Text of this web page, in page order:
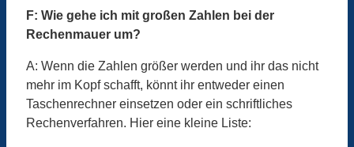
F: Wie gehe ich mit großen Zahlen bei der
Rechenmauer um?
A: Wenn die Zahlen größer werden und ihr das nicht
mehr im Kopf schafft, könnt ihr entweder einen
Taschenrechner einsetzen oder ein schriftliches
Rechenverfahren. Hier eine kleine Liste: